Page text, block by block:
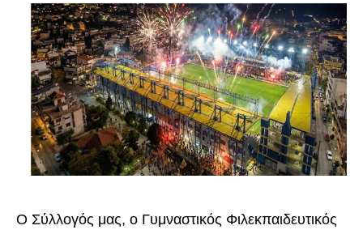
Ο Σύλλογός μας, ο Γυμναστικός Φιλεκπαιδευτικός